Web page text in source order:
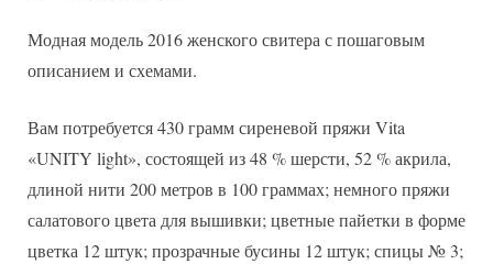
спицами
Модная модель 2016 женского свитера с пошаговым
описанием и схемами.
Вам потребуется 430 грамм сиреневой пряжи Vita
«UNITY light», состоящей из 48 % шерсти, 52 % акрила,
длиной нити 200 метров в 100 граммах; немного пряжи
салатового цвета для вышивки; цветные пайетки в форме
цветка 12 штук; прозрачные бусины 12 штук; спицы № 3;